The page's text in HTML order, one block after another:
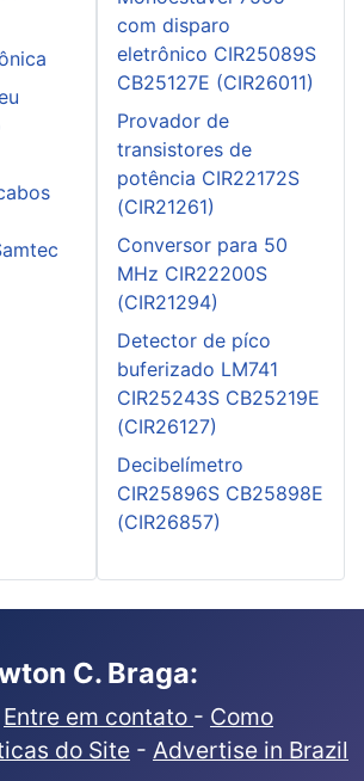
com disparo
eletrônico CIR25089S
CB25127E (CIR26011)
Provador de
transistores de
potência CIR22172S
(CIR21261)
Conversor para 50
MHz CIR22200S
(CIR21294)
Detector de píco
buferizado LM741
CIR25243S CB25219E
(CIR26127)
Decibelímetro
CIR25896S CB25898E
(CIR26857)
C. Braga:
Entre em contato - Como
do Site - Advertise in Brazil